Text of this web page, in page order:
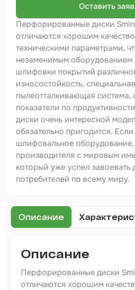
Протирочные материалы
Шпатлевка
Маскировочные материалы
Грунты
Оборудование шлифовальное
Подложка промежуточная
Ёмкость
Клейкие листы
Крышка для ёмкости
Лаки
Оставить
Перфорированные диски
отличаются хорошим
техническими параметрами,
незаменимым оборудованием
шлифовки покрытий
износостойкость, специальная
пылеотталкивающая система,
показатели по
диски очень интересной
обязательно пригодится. Если
шлифовальное оборудование,
производителя с мировым
который уже успел завоевать
потребителей по всему миру.
Описание
Описание
Перфорированные диски
отличаются хорошим